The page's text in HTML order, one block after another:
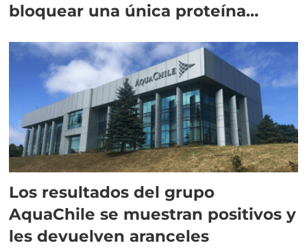
bloquear una única proteína
Los resultados del grupo
AquaChile se muestran positivos y
les devuelven aranceles